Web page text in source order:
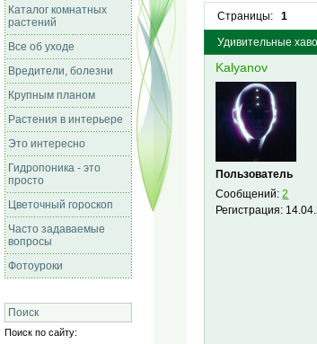
Каталог комнатных
растений
Все об уходе
Вредители, болезни
Крупным планом
Растения в интерьере
Это интересно
Гидропоника - это
просто
Цветочный гороскоп
Часто задаваемые
вопросы
Фотоуроки
Поиск
Поиск по сайту:
Страницы: 1
Удивительные
Kalyanov
Пользователь
Сообщений:2
Регистрация: